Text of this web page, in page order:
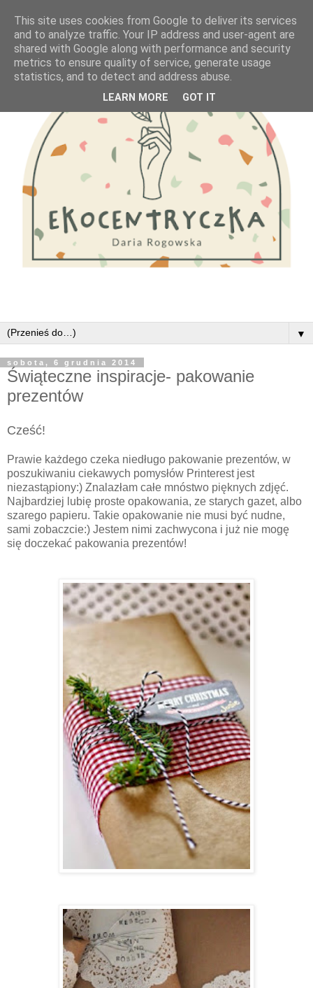
▼
sobota, 6 grudnia 2014
Świąteczne inspiracje- pakowanie
prezentów
Cześć!
Prawie każdego czeka niedługo pakowanie prezentów, w
poszukiwaniu ciekawych pomysłów Printerest jest
niezastąpiony:) Znalazłam całe mnóstwo pięknych zdjęć.
Najbardziej lubię proste opakowania, ze starych gazet, albo
szarego papieru. Takie opakowanie nie musi być nudne,
sami zobaczcie:) Jestem nimi zachwycona i już nie mogę
się doczekać pakowania prezentów!
This site uses cookies from Google to deliver its services
and to analyze traffic. Your IP address and user-agent are
shared with Google along with performance and security
metrics to ensure quality of service, generate usage
statistics, and to detect and address abuse.
LEARN MORE GOT IT